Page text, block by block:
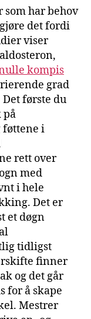
har behov
det fordi
viser
kompis
grad
første du
på
føttene i
rett over
med
i hele
Det er
et døgn
tidligst
finner
og det går
for å skape
Mestrer